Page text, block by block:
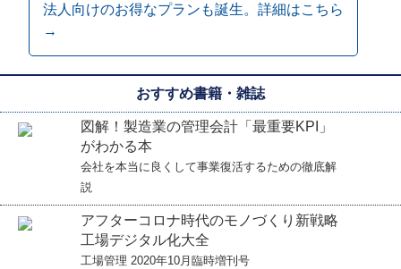
法人向けのお得なプランも誕生。詳細はこちら
→
おすすめ書籍・雑誌
図解！製造業の管理会計「最重要KPI」
がわかる本
会社を本当に良くして事業復活するための徹底解
説
アフターコロナ時代のモノづくり新戦略
工場デジタル化大全
工場管理 2020年10月臨時増刊号